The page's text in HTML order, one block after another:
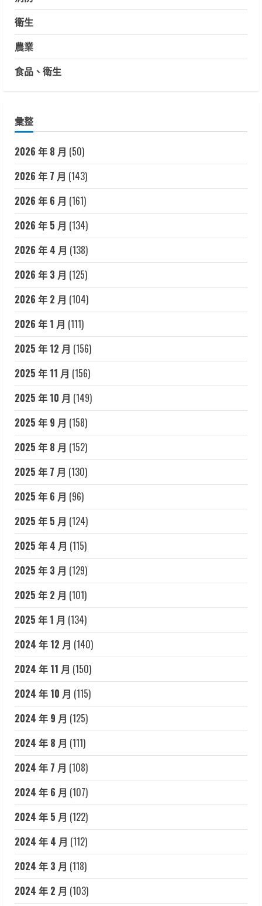
衛生
農業
食品、衛生
彙整
2026 年 8 月 (50)
2026 年 7 月 (143)
2026 年 6 月 (161)
2026 年 5 月 (134)
2026 年 4 月 (138)
2026 年 3 月 (125)
2026 年 2 月 (104)
2026 年 1 月 (111)
2025 年 12 月 (156)
2025 年 11 月 (156)
2025 年 10 月 (149)
2025 年 9 月 (158)
2025 年 8 月 (152)
2025 年 7 月 (130)
2025 年 6 月 (96)
2025 年 5 月 (124)
2025 年 4 月 (115)
2025 年 3 月 (129)
2025 年 2 月 (101)
2025 年 1 月 (134)
2024 年 12 月 (140)
2024 年 11 月 (150)
2024 年 10 月 (115)
2024 年 9 月 (125)
2024 年 8 月 (111)
2024 年 7 月 (108)
2024 年 6 月 (107)
2024 年 5 月 (122)
2024 年 4 月 (112)
2024 年 3 月 (118)
2024 年 2 月 (103)